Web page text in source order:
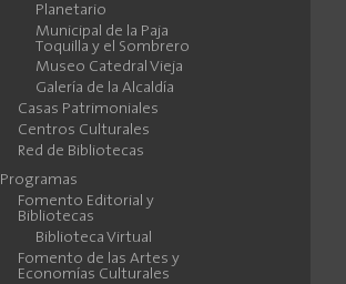
Planetario
Municipal de la Paja
Toquilla y el Sombrero
Museo Catedral Vieja
Galería de la Alcaldía
Casas Patrimoniales
Centros Culturales
Red de Bibliotecas
Programas
Fomento Editorial y
Bibliotecas
Biblioteca Virtual
Fomento de las Artes y
Economías Culturales